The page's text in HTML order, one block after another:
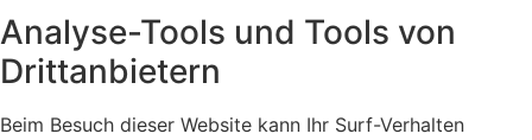
Analyse-Tools und Tools von
Dritt­anbietern
Beim Besuch dieser Website kann Ihr Surf-Verhalten